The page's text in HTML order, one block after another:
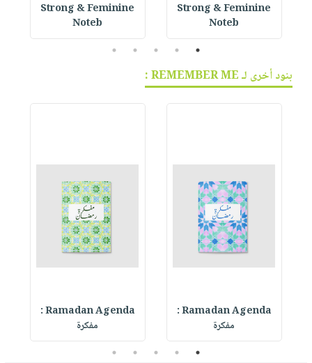
Strong & Feminine
Noteb
Strong & Feminine
Noteb
1
2
3
4
5
بنود أخرى لـ REMEMBER ME :
Ramadan Agenda :
مفكرة
Ramadan Agenda :
مفكرة
1
2
3
4
5